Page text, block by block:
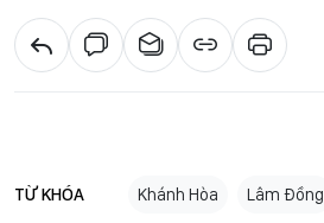
TỪ KHÓA Khánh Hòa Lâm Đồng